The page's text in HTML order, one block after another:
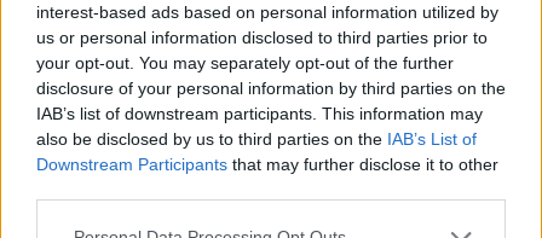
interest-based ads based on personal information utilized by
us or personal information disclosed to third parties prior to
your opt-out. You may separately opt-out of the further
disclosure of your personal information by third parties on the
IAB’s list of downstream participants. This information may
also be disclosed by us to third parties on the IAB’s List of
Downstream Participants that may further disclose it to other
Publicidad